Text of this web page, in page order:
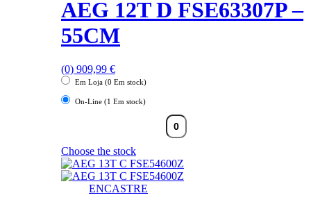
AEG 12T D FSE63307P –
55CM
(0) 909,99 €
Em Loja (0 Em stock)
On-Line (1 Em stock)
Choose the stock
ENCASTRE